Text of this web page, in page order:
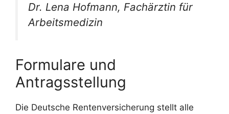
Dr. Lena Hofmann, Fachärztin für
Arbeitsmedizin
Formulare und
Antragsstellung
Die Deutsche Rentenversicherung stellt alle